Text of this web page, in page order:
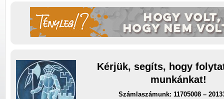
Kérjük, segíts, hogy
munkánkat!
Számlaszámunk: 11705008 –